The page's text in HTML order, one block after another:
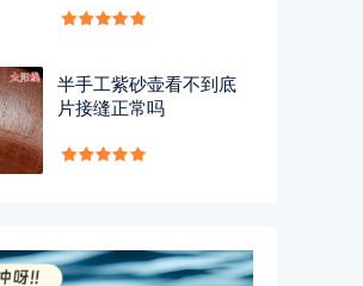
半手工紫砂壶看不到底
片接缝正常吗